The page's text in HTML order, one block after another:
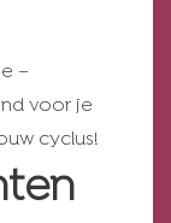
–
voor je
cyclus!